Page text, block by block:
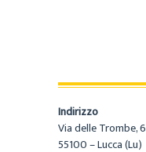
Indirizzo
Via delle Trombe, 6
55100 – Lucca (Lu)